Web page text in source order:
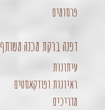
פרסומים
דפנה ברקת מכנה משותף
עיתונות
ראיונות ופודקאסטים
מדריכים